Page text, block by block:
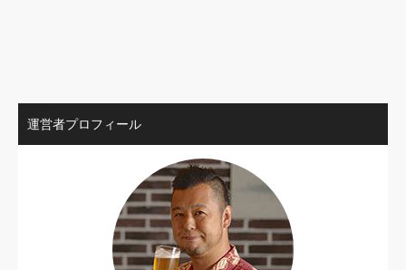
運営者プロフィール